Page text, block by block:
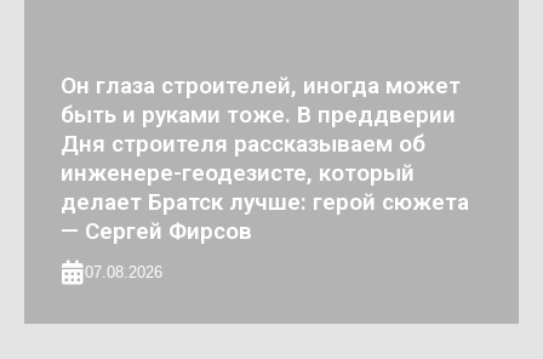
Он глаза строителей, иногда может
быть и руками тоже. В преддверии
Дня строителя рассказываем об
инженере-геодезисте, который
делает Братск лучше: герой сюжета
— Сергей Фирсов
07.08.2026